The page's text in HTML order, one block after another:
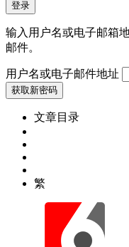
输入用户名或电子邮箱
邮件。
用户名或电子邮件地址
文章目录
繁